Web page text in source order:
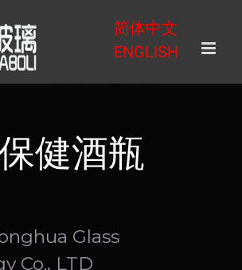
简体中文
ENGLISH
健酒瓶
Glass
Co., LTD